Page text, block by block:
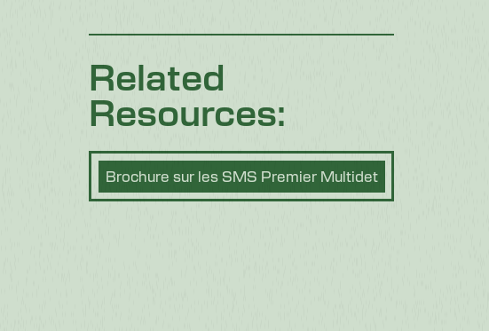
Related
Resources:
Brochure sur les SMS Premier Multidet